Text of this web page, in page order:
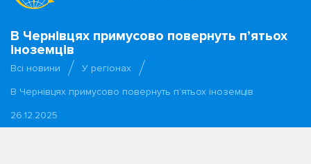
В Чернівцях примусово повернуть п’ятьох
іноземців
Всі новини
У регіонах
В Чернівцях примусово повернуть п’ятьох іноземців
26.12.2025